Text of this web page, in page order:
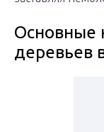
Основные
деревьев